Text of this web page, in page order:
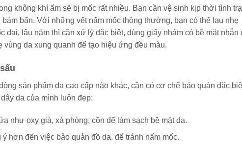
không khí ẩm sẽ bị mốc rất nhiều. Bạn cần vệ sinh kịp thời tình
bẩn. Với những vết nấm mốc thông thường, bạn có thể lau nhẹ
dai, lâu năm thì cần xử lý đặc biệt, dùng giấy nhám có bề mặt nhẵn
vùng da xung quanh để tạo hiệu ứng đều màu.
sản phẩm da cao cấp nào khác, cần có cơ chế bảo quản đặc
da của mình luôn đẹp:
như oxy già, xà phòng, cồn để làm sạch bề mặt da.
hơn đến việc bảo quản đồ da. để tránh nấm mốc.